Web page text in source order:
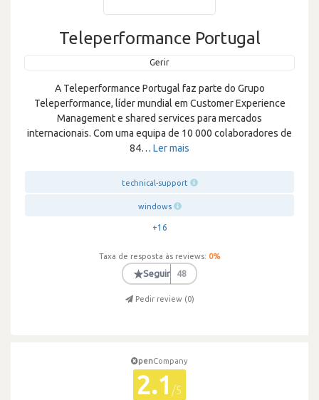
Teleperformance Portugal
Gerir
A Teleperformance Portugal faz parte do Grupo
Teleperformance, líder mundial em Customer Experience
Management e shared services para mercados
internacionais. Com uma equipa de 10 000 colaboradores de
84… Ler mais
technical-support
windows
+16
Taxa de resposta às reviews: 0%
★Seguir 48
Pedir review (0)
penCompany
2.1 /5